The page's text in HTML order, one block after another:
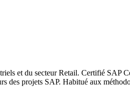
et du secteur Retail. Certifié SAP
des projets SAP. Habitué aux